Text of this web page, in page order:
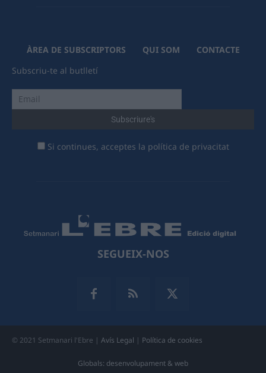
ÀREA DE SUBSCRIPTORS QUI SOM
CONTACTE
Subscriu-te al butlletí
Si continues, acceptes la política de privacitat
SEGUEIX-NOS
© 2021 Setmanari l'Ebre | Avís Legal | Política de cookies
Globals: desenvolupament & web